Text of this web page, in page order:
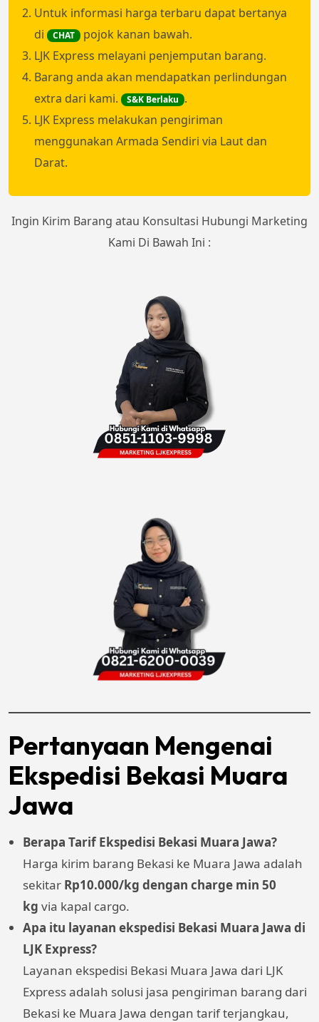
Untuk informasi harga terbaru dapat bertanya
di
CHAT
pojok kanan bawah.
LJK Express melayani penjemputan barang.
Barang anda akan mendapatkan perlindungan
extra dari kami.
S&K Berlaku .
LJK Express melakukan pengiriman
menggunakan Armada Sendiri via Laut dan
Darat.
Ingin Kirim Barang atau Konsultasi Hubungi Marketing
Kami Di Bawah Ini :
Pertanyaan Mengenai
Ekspedisi Bekasi Muara
Jawa
Berapa Tarif Ekspedisi Bekasi Muara Jawa?
Harga kirim barang Bekasi ke Muara Jawa adalah
sekitar Rp10.000/kg dengan charge min 50
kg via kapal cargo.
Apa itu layanan ekspedisi Bekasi Muara Jawa di
LJK Express?
Layanan ekspedisi Bekasi Muara Jawa dari LJK
Express adalah solusi jasa pengiriman barang dari
Bekasi ke Muara Jawa dengan tarif terjangkau,